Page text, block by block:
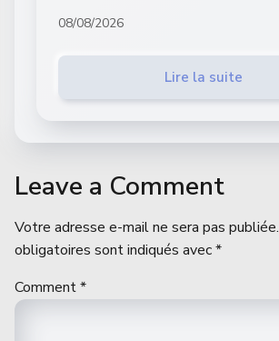
08/08/2026
Lire la suite
Leave a Comment
Votre adresse e-mail ne sera pas publiée.
obligatoires sont indiqués avec*
Comment*